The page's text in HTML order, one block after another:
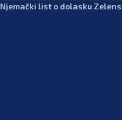
Njemački list o dolasku